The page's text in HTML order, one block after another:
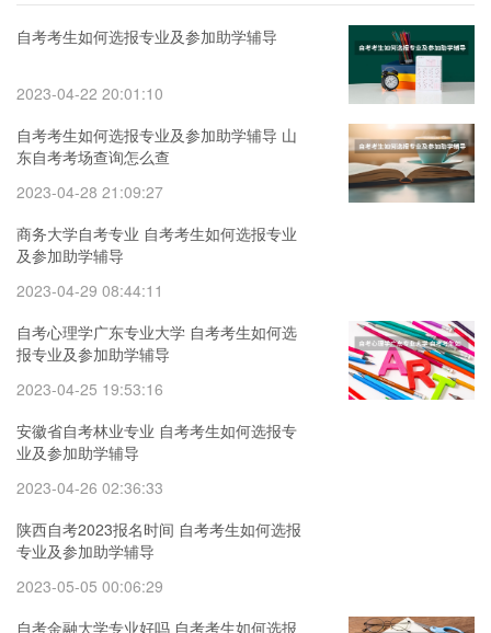
自考考生如何选报专业及参加助学辅导
2023-04-22 20:01:10
自考考生如何选报专业及参加助学辅导 山
东自考考场查询怎么查
2023-04-28 21:09:27
商务大学自考专业 自考考生如何选报专业
及参加助学辅导
2023-04-29 08:44:11
自考心理学广东专业大学 自考考生如何选
报专业及参加助学辅导
2023-04-25 19:53:16
安徽省自考林业专业 自考考生如何选报专
业及参加助学辅导
2023-04-26 02:36:33
陕西自考2023报名时间 自考考生如何选报
专业及参加助学辅导
2023-05-05 00:06:29
自考金融大学专业好吗 自考考生如何选报